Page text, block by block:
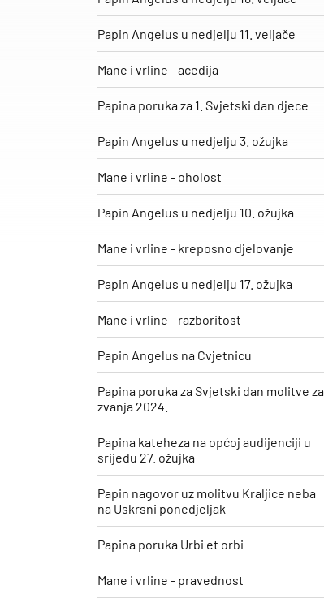
Papin Angelus u nedjelju 11. veljače
Mane i vrline - acedija
Papina poruka za 1. Svjetski dan djece
Papin Angelus u nedjelju 3. ožujka
Mane i vrline - oholost
Papin Angelus u nedjelju 10. ožujka
Mane i vrline - kreposno djelovanje
Papin Angelus u nedjelju 17. ožujka
Mane i vrline - razboritost
Papin Angelus na Cvjetnicu
Papina poruka za Svjetski dan molitve za
zvanja 2024.
Papina kateheza na općoj audijenciji u
srijedu 27. ožujka
Papin nagovor uz molitvu Kraljice neba
na Uskrsni ponedjeljak
Papina poruka Urbi et orbi
Mane i vrline - pravednost